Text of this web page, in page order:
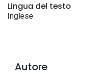
Lingua del testo
Inglese
Autore